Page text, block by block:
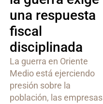
una respuesta
fiscal
disciplinada
La guerra en Oriente
Medio está ejerciendo
presión sobre la
población, las empresas